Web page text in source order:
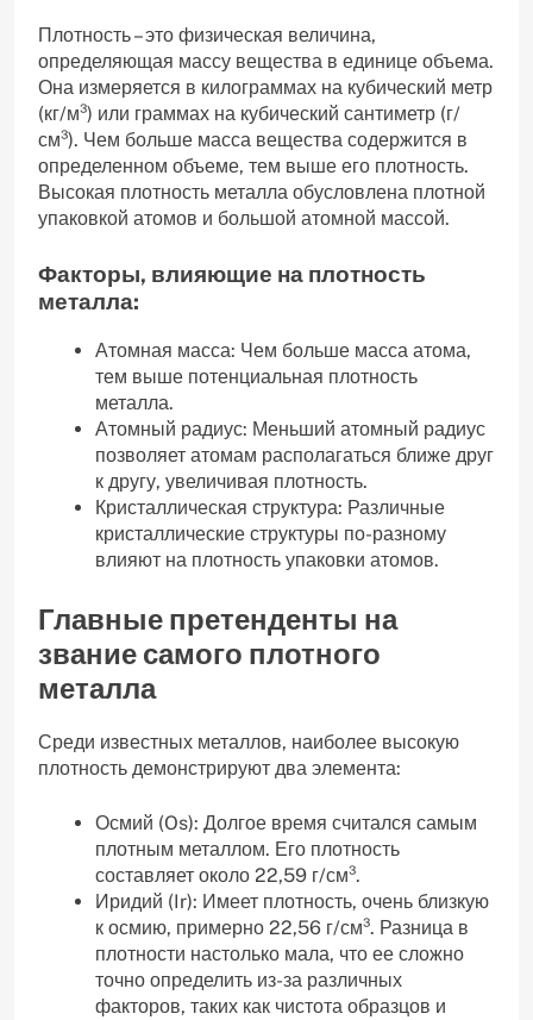
Плотность – это физическая величина‚
определяющая массу вещества в единице объема.
Она измеряется в килограммах на кубический метр
(кг/м³) или граммах на кубический сантиметр (г/
см³). Чем больше масса вещества содержится в
определенном объеме‚ тем выше его плотность.
Высокая плотность металла обусловлена плотной
упаковкой атомов и большой атомной массой.
Факторы‚ влияющие на плотность
металла:
Атомная масса: Чем больше масса атома‚
тем выше потенциальная плотность
металла.
Атомный радиус: Меньший атомный радиус
позволяет атомам располагаться ближе друг
к другу‚ увеличивая плотность.
Кристаллическая структура: Различные
кристаллические структуры по-разному
влияют на плотность упаковки атомов.
Главные претенденты на
звание самого плотного
металла
Среди известных металлов‚ наиболее высокую
плотность демонстрируют два элемента:
Осмий (Os): Долгое время считался самым
плотным металлом. Его плотность
составляет около 22‚59 г/см³.
Иридий (Ir): Имеет плотность‚ очень близкую
к осмию‚ примерно 22‚56 г/см³. Разница в
плотности настолько мала‚ что ее сложно
точно определить из-за различных
факторов‚ таких как чистота образцов и